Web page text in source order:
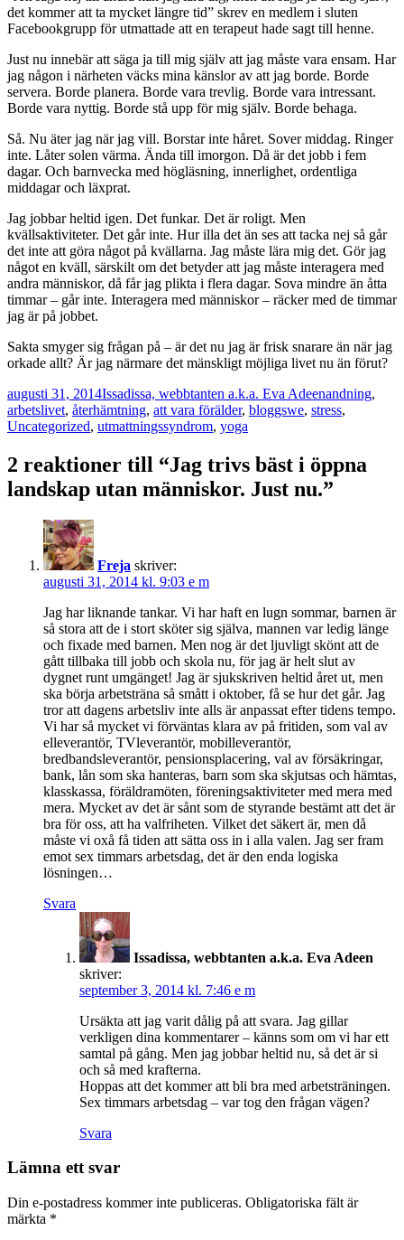
det kommer att ta mycket längre tid” skrev en medlem i sluten
Facebookgrupp för utmattade att en terapeut hade sagt till henne.
Just nu innebär att säga ja till mig själv att jag måste vara ensam. Har
jag någon i närheten väcks mina känslor av att jag borde. Borde
servera. Borde planera. Borde vara trevlig. Borde vara intressant.
Borde vara nyttig. Borde stå upp för mig själv. Borde behaga.
Så. Nu äter jag när jag vill. Borstar inte håret. Sover middag. Ringer
inte. Låter solen värma. Ända till imorgon. Då är det jobb i fem
dagar. Och barnvecka med högläsning, innerlighet, ordentliga
middagar och läxprat.
Jag jobbar heltid igen. Det funkar. Det är roligt. Men
kvällsaktiviteter. Det går inte. Hur illa det än ses att tacka nej så går
det inte att göra något på kvällarna. Jag måste lära mig det. Gör jag
något en kväll, särskilt om det betyder att jag måste interagera med
andra människor, då får jag plikta i flera dagar. Sova mindre än åtta
timmar – går inte. Interagera med människor – räcker med de timmar
jag är på jobbet.
Sakta smyger sig frågan på – är det nu jag är frisk snarare än när jag
orkade allt? Är jag närmare det mänskligt möjliga livet nu än förut?
Postat
augusti 31, 2014Författare
Issadissa, webbtanten a.k.a. Eva AdeenKategorier
andning,
arbetslivet, återhämtning, att vara förälder, bloggswe, stress,
Uncategorized, utmattningssyndrom, yoga
2 reaktioner till “Jag trivs bäst i öppna
landskap utan människor. Just nu.”
Freja skriver:
augusti 31, 2014 kl. 9:03 e m
Jag har liknande tankar. Vi har haft en lugn sommar, barnen är
så stora att de i stort sköter sig själva, mannen var ledig länge
och fixade med barnen. Men nog är det ljuvligt skönt att de
gått tillbaka till jobb och skola nu, för jag är helt slut av
dygnet runt umgänget! Jag är sjukskriven heltid året ut, men
ska börja arbetsträna så smått i oktober, få se hur det går. Jag
tror att dagens arbetsliv inte alls är anpassat efter tidens tempo.
Vi har så mycket vi förväntas klara av på fritiden, som val av
elleverantör, TVleverantör, mobilleverantör,
bredbandsleverantör, pensionsplacering, val av försäkringar,
bank, lån som ska hanteras, barn som ska skjutsas och hämtas,
klasskassa, föräldramöten, föreningsaktiviteter med mera med
mera. Mycket av det är sånt som de styrande bestämt att det är
bra för oss, att ha valfriheten. Vilket det säkert är, men då
måste vi oxå få tiden att sätta oss in i alla valen. Jag ser fram
emot sex timmars arbetsdag, det är den enda logiska
lösningen…
Svara
Issadissa, webbtanten a.k.a. Eva Adeen
skriver:
september 3, 2014 kl. 7:46 e m
Ursäkta att jag varit dålig på att svara. Jag gillar
verkligen dina kommentarer – känns som om vi har ett
samtal på gång. Men jag jobbar heltid nu, så det är si
och så med krafterna.
Hoppas att det kommer att bli bra med arbetsträningen.
Sex timmars arbetsdag – var tog den frågan vägen?
Svara
Lämna ett svar
Din e-postadress kommer inte publiceras. Obligatoriska fält är
märkta *